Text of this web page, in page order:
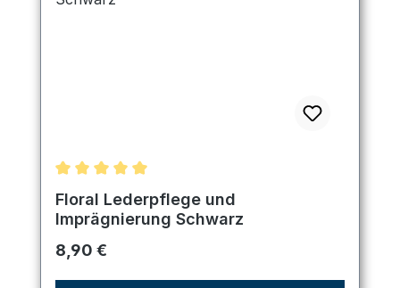
Durchschnittliche Bewertung von 5 von 5 Sternen
Floral Lederpflege und
Imprägnierung Schwarz
Regulärer Preis:
8,90 €